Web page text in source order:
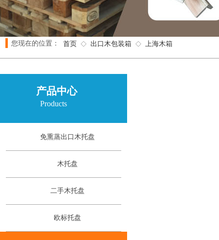
您现在的位置： 首页 ◇ 出口木包装箱 ◇ 上海木箱
产品中心
Products
免熏蒸出口木托盘
木托盘
二手木托盘
欧标托盘